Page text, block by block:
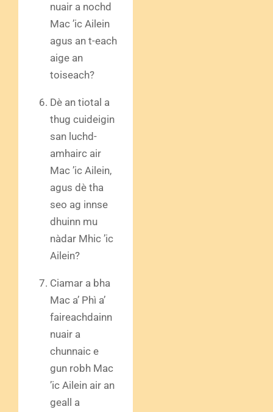
nuair a nochd
Mac ’ic Ailein
agus an t-each
aige an
toiseach?
Dè an tiotal a
thug cuideigin
san luchd-
amhairc air
Mac ’ic Ailein,
agus dè tha
seo ag innse
dhuinn mu
nàdar Mhic ’ic
Ailein?
Ciamar a bha
Mac a’ Phì a’
faireachdainn
nuair a
chunnaic e
gun robh Mac
’ic Ailein air an
geall a